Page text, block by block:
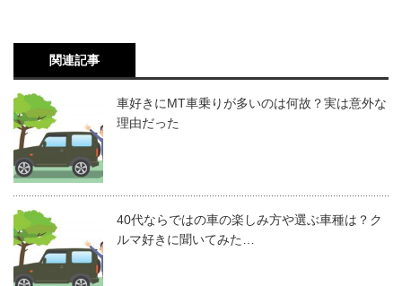
関連記事
車好きにMT車乗りが多いのは何故？実は意外な
理由だった
40代ならではの車の楽しみ方や選ぶ車種は？ク
ルマ好きに聞いてみた…